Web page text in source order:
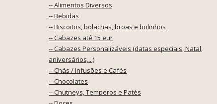
-- Alimentos Diversos
-- Bebidas
-- Biscoitos, bolachas, broas e bolinhos
-- Cabazes até 15 eur
-- Cabazes Personalizáveis (datas especiais, Natal,
aniversários,...)
-- Chás / Infusões e Cafés
-- Chocolates
-- Chutneys, Temperos e Patés